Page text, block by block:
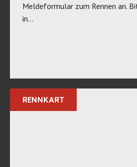
Meldeformular zum Rennen an.
in…
RENNKART